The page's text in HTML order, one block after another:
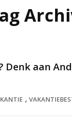
Denk aan
,